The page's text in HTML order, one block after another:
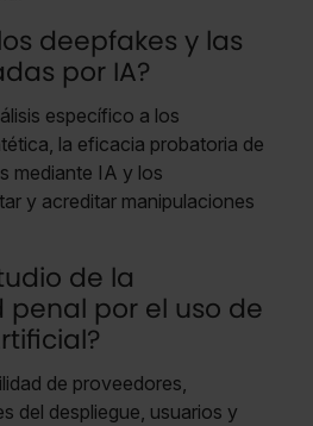
deepfakes y las
por IA?
específico a los
la eficacia probatoria de
mediante IA y los
y acreditar manipulaciones
de la
por el uso de
de proveedores,
del despliegue, usuarios y